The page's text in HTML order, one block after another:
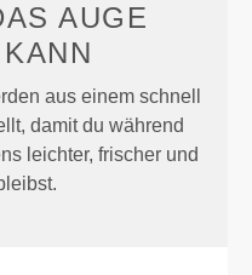
AUGE
aus einem schnell
damit du während
leichter, frischer und